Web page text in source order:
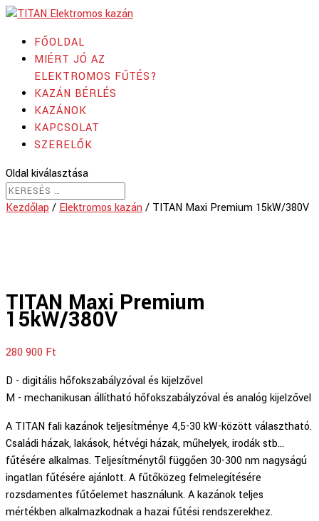
FŐOLDAL
MIÉRT JÓ AZ
ELEKTROMOS FŰTÉS?
KAZÁN BÉRLÉS
KAZÁNOK
KAPCSOLAT
SZERELŐK
Oldal kiválasztása
Kezdőlap / Elektromos kazán / TITAN Maxi Premium 15kW/380V
TITAN Maxi Premium
15kW/380V
280 900 Ft
D - digitális hőfokszabályzóval és kijelzővel
M - mechanikusan állítható hőfokszabályzóval és analóg kijelzővel
A TITAN fali kazánok teljesítménye 4,5-30 kW-között választható.
Családi házak, lakások, hétvégi házak, műhelyek, irodák stb…
fűtésére alkalmas. Teljesítménytől függően 30-300 nm nagyságú
ingatlan fűtésére ajánlott. A fűtőközeg felmelegítésére
rozsdamentes fűtőelemet használunk. A kazánok teljes
mértékben alkalmazkodnak a hazai fűtési rendszerekhez.